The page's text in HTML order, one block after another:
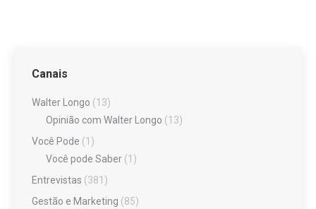
Canais
Walter Longo (13)
Opinião com Walter Longo (13)
Você Pode (1)
Você pode Saber (1)
Entrevistas (381)
Gestão e Marketing (85)